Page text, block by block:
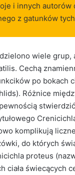
i innych
z gatunków
wiele
Cechą
po bokach
Różnice
komplikują
do których
proteus
ciała świecących